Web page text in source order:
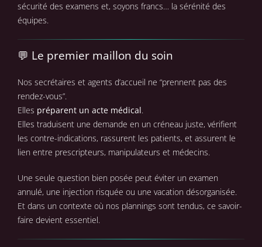
sécurité des examens et, soyons francs… la sérénité des
équipes.
💬 Le premier maillon du soin
Nos secrétaires et agents d’accueil ne “prennent pas des
rendez-vous”.
Elles préparent un acte médical.
Elles traduisent une demande en un créneau juste, vérifient
les contre-indications, rassurent les patients, et assurent le
lien entre prescripteurs, manipulateurs et médecins.
Une seule question bien posée peut éviter un examen
annulé, une injection risquée ou une vacation désorganisée.
Et dans un contexte où nos plannings sont tendus, ce savoir-
faire devient essentiel.